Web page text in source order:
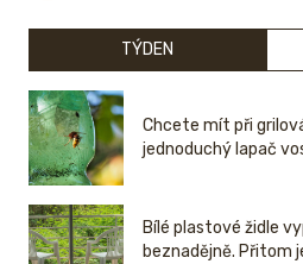
TÝDEN
Chcete mít při
jednoduchý lapač
Bílé plastové židle
beznadějně. Přitom